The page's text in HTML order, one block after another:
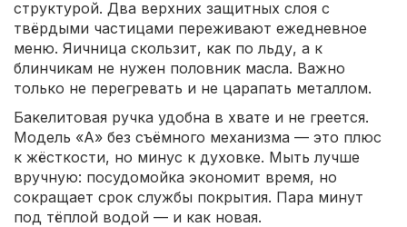
структурой. Два верхних защитных слоя с
твёрдыми частицами переживают ежедневное
меню. Яичница скользит, как по льду, а к
блинчикам не нужен половник масла. Важно
только не перегревать и не царапать металлом.
Бакелитовая ручка удобна в хвате и не греется.
Модель «А» без съёмного механизма — это плюс
к жёсткости, но минус к духовке. Мыть лучше
вручную: посудомойка экономит время, но
сокращает срок службы покрытия. Пара минут
под тёплой водой — и как новая.